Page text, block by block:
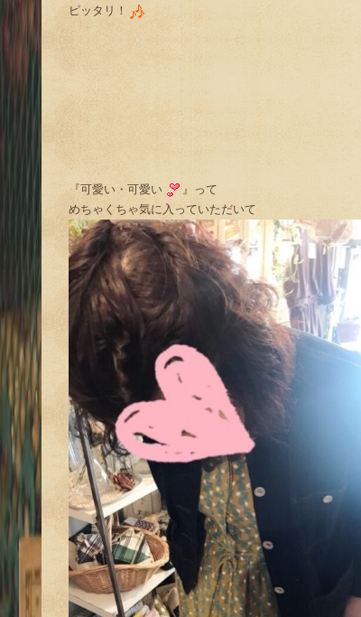
ピッタリ！
『可愛い・可愛い
』って
めちゃくちゃ気に入っていただいて